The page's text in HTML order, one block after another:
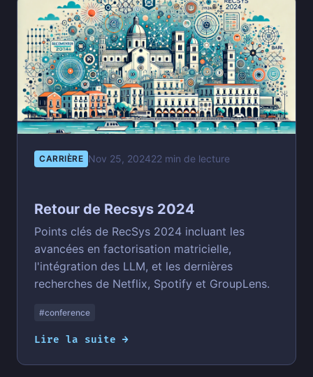
CARRIÈRE Nov 25, 202422 min de lecture
Retour de Recsys 2024
Points clés de RecSys 2024 incluant les
avancées en factorisation matricielle,
l'intégration des LLM, et les dernières
recherches de Netflix, Spotify et GroupLens.
#conference
Lire la suite →